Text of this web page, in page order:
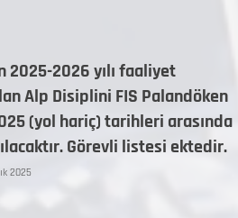
2025-2026 yılı faaliyet
Alp Disiplini FIS Palandöken
(yol hariç) tarihleri arasında
Görevli listesi ektedir.
2025